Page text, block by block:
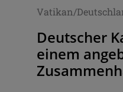
Vatikan/
Deutscher
einem